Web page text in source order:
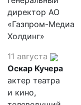
директор АО
«Газпром-Медиа
Холдинг»
11 августа
Оскар Кучера
актер театра
и кино,